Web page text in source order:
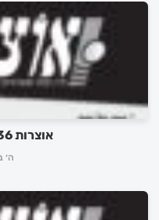
אוצרות 236 – וארא תשעה
ה׳